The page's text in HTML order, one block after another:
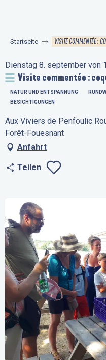
principal
Startseite VISITE COMMENTÉE :
Dienstag 8. september von
Visite commentée :
NATUR UND ENTSPANNUNG
BESICHTIGUNGEN
Aux Viviers de Penfoulic
Forêt-Fouesnant
Anfahrt
Teilen